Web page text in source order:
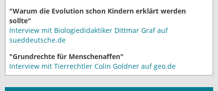
"Warum die Evolution schon Kindern erklärt werden
sollte"
Interview mit Biologiedidaktiker Dittmar Graf auf
sueddeutsche.de
"Grundrechte für Menschenaffen"
Interview mit Tierrechtler Colin Goldner auf geo.de